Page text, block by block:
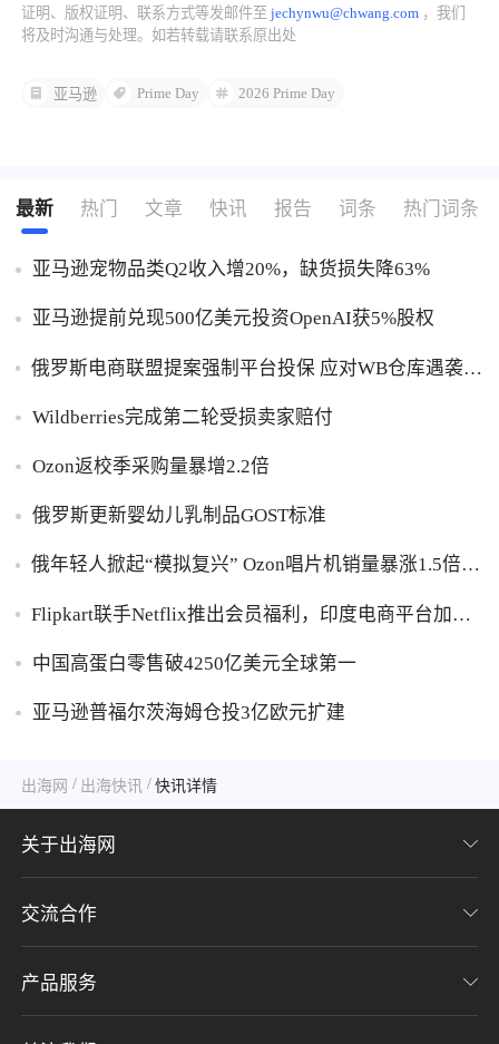
证明、版权证明、联系方式等发邮件至jechynwu@chwang.com ，我们
将及时沟通与处理。如若转载请联系原出处
亚马逊 Prime Day 2026 Prime Day
最新 热门 文章 快讯 报告 词条 热门词条
亚马逊宠物品类Q2收入增20%，缺货损失降63%
亚马逊提前兑现500亿美元投资OpenAI获5%股权
俄罗斯电商联盟提案强制平台投保 应对WB仓库遇袭卖
Wildberries完成第二轮受损卖家赔付
Ozon返校季采购量暴增2.2倍
俄罗斯更新婴幼儿乳制品GOST标准
俄年轻人掀起“模拟复兴” Ozon唱片机销量暴涨1.5倍黑
Flipkart联手Netflix推出会员福利，印度电商平台加码
中国高蛋白零售破4250亿美元全球第一
亚马逊普福尔茨海姆仓投3亿欧元扩建
出海网 / 出海快讯 / 快讯详情
关于出海网
关于我们
加入我们
交流合作
联系我们
产品服务